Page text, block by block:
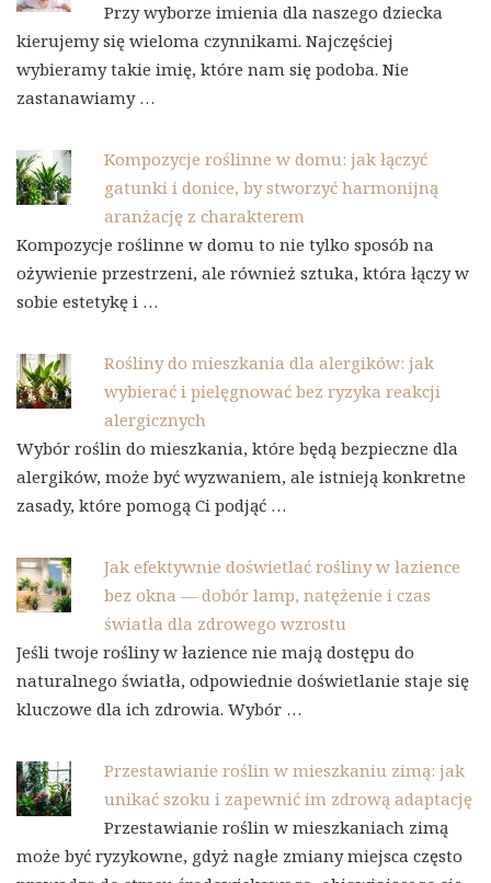
Przy wyborze imienia dla naszego dziecka
kierujemy się wieloma czynnikami. Najczęściej
wybieramy takie imię, które nam się podoba. Nie
zastanawiamy …
Kompozycje roślinne w domu: jak łączyć
gatunki i donice, by stworzyć harmonijną
aranżację z charakterem
Kompozycje roślinne w domu to nie tylko sposób na
ożywienie przestrzeni, ale również sztuka, która łączy w
sobie estetykę i …
Rośliny do mieszkania dla alergików: jak
wybierać i pielęgnować bez ryzyka reakcji
alergicznych
Wybór roślin do mieszkania, które będą bezpieczne dla
alergików, może być wyzwaniem, ale istnieją konkretne
zasady, które pomogą Ci podjąć …
Jak efektywnie doświetlać rośliny w łazience
bez okna — dobór lamp, natężenie i czas
światła dla zdrowego wzrostu
Jeśli twoje rośliny w łazience nie mają dostępu do
naturalnego światła, odpowiednie doświetlanie staje się
kluczowe dla ich zdrowia. Wybór …
Przestawianie roślin w mieszkaniu zimą: jak
unikać szoku i zapewnić im zdrową adaptację
Przestawianie roślin w mieszkaniach zimą
może być ryzykowne, gdyż nagłe zmiany miejsca często